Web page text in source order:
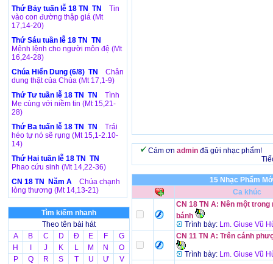
Thứ Bảy tuấn lễ 18 TN TN
Tin
vào con đường thập giá (Mt
17,14-20)
Thứ Sáu tuần lễ 18 TN TN
Mệnh lệnh cho người môn đệ (Mt
16,24-28)
Chúa Hiển Dung (6/8) TN
Chân
dung thật của Chúa (Mt 17,1-9)
Thứ Tư tuần lễ 18 TN TN
Tình
Mẹ cùng với niềm tin (Mt 15,21-
28)
Thứ Ba tuấn lễ 18 TN TN
Trái
héo tự nó sẽ rụng (Mt 15,1-2.10-
14)
Thứ Hai tuần lễ 18 TN TN
Phao cứu sinh (Mt 14,22-36)
CN 18 TN Năm A
Chúa chạnh
lòng thương (Mt 14,13-21)
Tìm kiếm nhanh
Theo tên bài hát
A
B C D Đ E F
G
H
J K L M N
O
P
Q R S T U Ư
V
Cám ơn admin đã gửi nhạc phẩm!
15 Nhạc Phẩm
Ca khúc
CN 18 TN A: Nên một trong
bánh
Trình bày: Lm. Giuse Vũ
CN 11 TN A: Trên cánh
Trình bày: Lm. Giuse Vũ